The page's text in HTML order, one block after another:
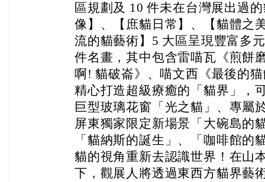
區規劃及 10 件未在台灣展出過
像】、【庶貓日常】、【貓體之
流的貓藝術】5 大區呈現豐富多
件名畫，其中包含雷喵瓦《煎餅
啊! 貓破崙》、喵文西《最後的
精心打造超級療癒的「貓界」，
巨型玻璃花窗「光之貓」、專屬
屏東獨家限定新場景「大碗島的
「貓納斯的誕生」、「咖啡館的
貓的視角重新去認識世界！在山
下，觀展人將透過東西方貓界藝